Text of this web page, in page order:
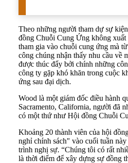
Theo những người tham dự sự
đồng Chuỗi Cung Ứng không xuất
tham gia vào chuỗi cung ứng mà
công chúng nhận thấy nhu cầu về
được thúc đẩy bởi chính những
công ty gặp khó khăn trong cuộc
ứng sau đại dịch.
Wood là một giám đốc điều hành
Sacramento, California, người đã
có một thứ như Hội đồng Chuỗi
Khoảng 20 thành viên của hội
nghỉ chính sách" vào cuối tuần
trình nghị sự. “Chúng tôi có rất
là thời điểm để xây dựng sự đồng